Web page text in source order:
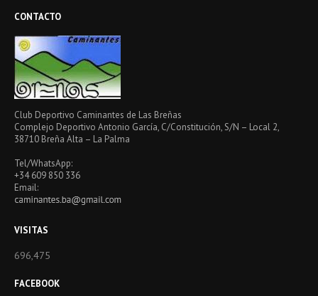
CONTACTO
Club Deportivo Caminantes de Las Breñas
Complejo Deportivo Antonio García, C/Constitución, S/N – Local 2,
38710 Breña Alta – La Palma
Tel/WhatsApp:
+34 609 850 336
Email:
VISITAS
696,475
FACEBOOK